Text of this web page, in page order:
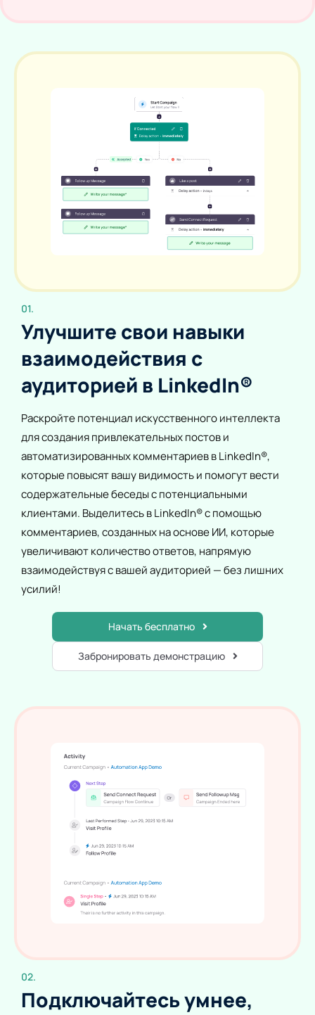
01.
Улучшите свои навыки
взаимодействия с
аудиторией в LinkedIn®
Раскройте потенциал искусственного интеллекта
для создания привлекательных постов и
автоматизированных комментариев в LinkedIn®,
которые повысят вашу видимость и помогут вести
содержательные беседы с потенциальными
клиентами. Выделитесь в LinkedIn® с помощью
комментариев, созданных на основе ИИ, которые
увеличивают количество ответов, напрямую
взаимодействуя с вашей аудиторией — без лишних
усилий!
Начать бесплатно
Забронировать демонстрацию
02.
Подключайтесь умнее,